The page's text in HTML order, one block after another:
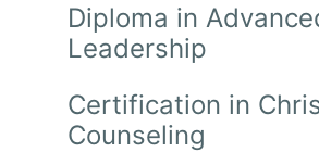
Diploma in
Leadership
Certification in
Counseling